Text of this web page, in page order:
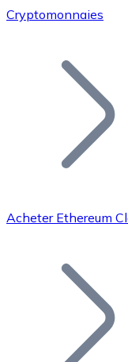
Rejoignez
Ajoutez le
Bitcoin
Cryptomonnaies
Acheter Ethereum